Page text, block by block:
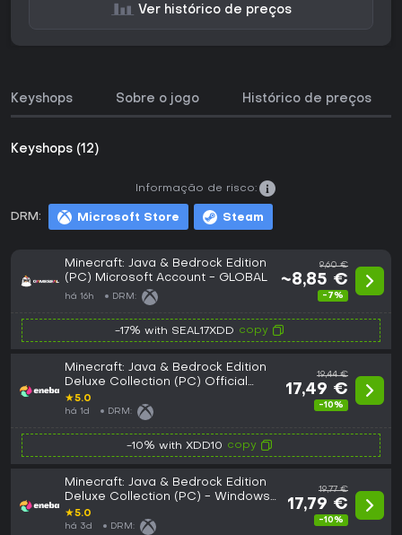
Ver histórico de preços
Keyshops Sobre o jogo Histórico de preços
Keyshops (12)
DRM: Microsoft Store Steam
Informação de risco:
Minecraft: Java & Bedrock Edition
(PC) Microsoft Account - GLOBAL
há 16h DRM:
9,60 €
~8,85 €
-7%
-17% with SEAL17XDD copy
Minecraft: Java & Bedrock Edition
Deluxe Collection (PC) Official
website Key GLOBAL
★5.0
há 1d DRM:
19,44 €
17,49 €
-10%
-10% with XDD10 copy
Minecraft: Java & Bedrock Edition
Deluxe Collection (PC) - Windows
Store Key GLOBAL
★5.0
há 3d DRM:
19,77 €
17,79 €
-10%